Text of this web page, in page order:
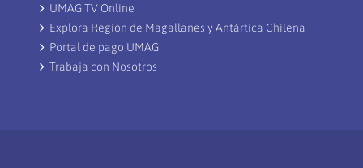
UMAG TV Online
Explora Región de Magallanes y Antártica Chilena
Portal de pago UMAG
Trabaja con Nosotros